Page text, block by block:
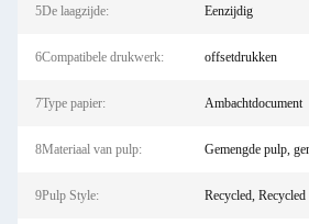
5De laagzijde: Eenzijdig
6Compatibele drukwerk: offsetdrukken
7Type papier: Ambachtdocument
8Materiaal van pulp: Gemengde pulp,
9Pulp Style: Recycled, Recycled